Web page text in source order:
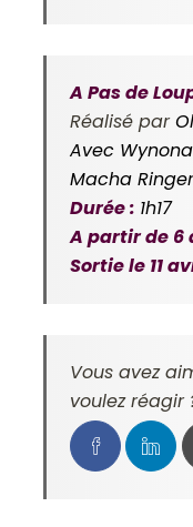
A Pas de
Réalisé par
Avec
Macha
Durée : 1h17
A partir de 6
Sortie le 11
Vous avez
voulez réagir